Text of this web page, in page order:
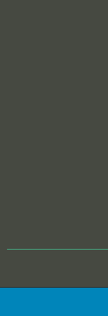
@ 2025 • Mercedes &